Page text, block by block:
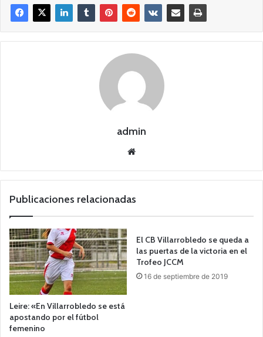
admin
we
Publicaciones relacionadas
Leire: «En Villarrobledo se está
apostando por el fútbol
femenino
El CB Villarrobledo se queda a
las puertas de la victoria en el
Trofeo JCCM
16 de septiembre de 2019